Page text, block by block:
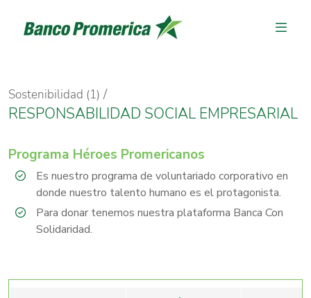
Sostenibilidad (1)
RESPONSABILIDAD SOCIAL EMPRESARIAL
Programa Héroes Promericanos
Es nuestro programa de voluntariado corporativo en
donde nuestro talento humano es el protagonista.
Para donar tenemos nuestra plataforma Banca Con
Solidaridad.